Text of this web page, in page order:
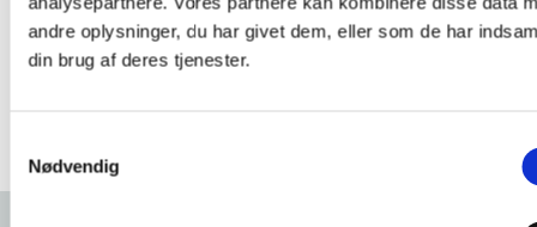
andre oplysninger, du har givet dem, eller som de har
din brug af deres tjenester.
Nødvendig
virksomheder får adgang til tidssvarende
kompetencer, der matcher fremtidens